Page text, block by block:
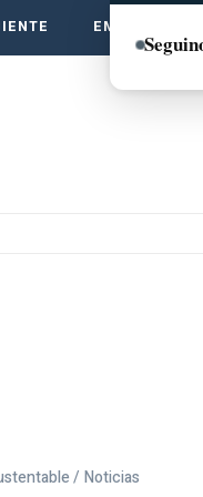
EMPRENDE
/ Noticias